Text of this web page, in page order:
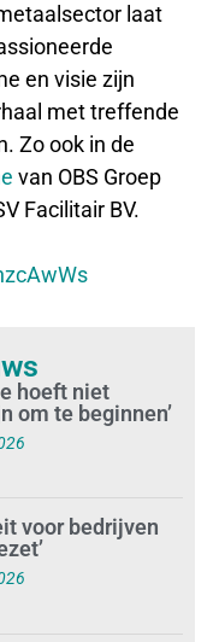
laat
en visie zijn
met treffende
Zo ook in de
van OBS Groep
Facilitair BV.
hoeft niet
om te beginnen’
voor bedrijven